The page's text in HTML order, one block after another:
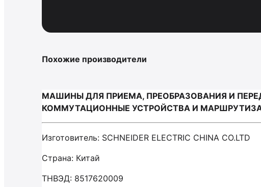
Похожие производители
МАШИНЫ ДЛЯ ПРИЕМА, ПРЕОБРАЗОВАНИЯ И
КОММУТАЦИОННЫЕ УСТРОЙСТВА И
Изготовитель: SCHNEIDER ELECTRIC CHINA CO.LTD
Страна: Китай
ТНВЭД: 8517620009